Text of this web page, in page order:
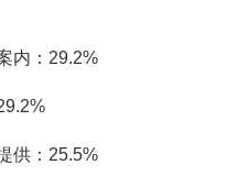
内：29.2%
供：25.5%